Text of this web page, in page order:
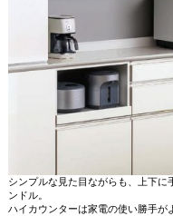
シンプルな見た目ながらも、上下
ンドル。
ハイカウンターは家電の使い勝手が